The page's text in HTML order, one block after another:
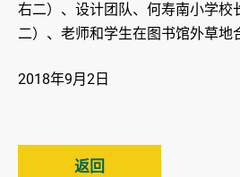
右二）、设计团队、何寿南小学校
二）、老师和学生在图书馆外草地
2018年9月2日
返回